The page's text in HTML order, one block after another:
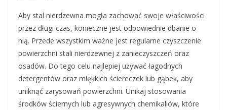
Aby stal nierdzewna mogła zachować swoje właściwości
przez długi czas, konieczne jest odpowiednie dbanie o
nią. Przede wszystkim ważne jest regularne czyszczenie
powierzchni stali nierdzewnej z zanieczyszczeń oraz
osadów. Do tego celu najlepiej używać łagodnych
detergentów oraz miękkich ściereczek lub gąbek, aby
uniknąć zarysowań powierzchni. Unikaj stosowania
środków ściernych lub agresywnych chemikaliów, które